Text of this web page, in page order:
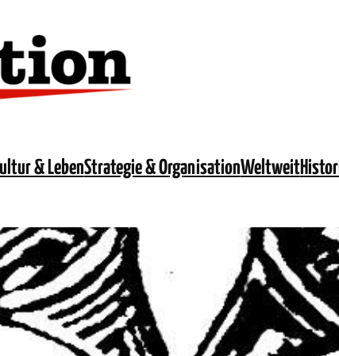
& LebenStrategie & OrganisationWeltweit